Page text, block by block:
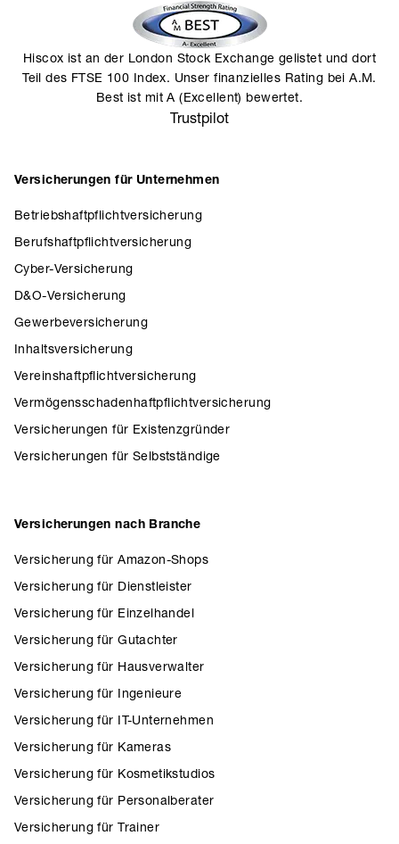
Hiscox ist an der London Stock Exchange gelistet und dort
Teil des FTSE 100 Index. Unser finanzielles Rating bei A.M.
Best ist mit A (Excellent) bewertet.
Trustpilot
Versicherungen für Unternehmen
Betriebshaftpflichtversicherung
Berufshaftpflichtversicherung
Cyber-Versicherung
D&O-Versicherung
Gewerbeversicherung
Inhaltsversicherung
Vereinshaftpflichtversicherung
Vermögensschadenhaftpflichtversicherung
Versicherungen für Existenzgründer
Versicherungen für Selbstständige
Versicherungen nach Branche
Versicherung für Amazon-Shops
Versicherung für Dienstleister
Versicherung für Einzelhandel
Versicherung für Gutachter
Versicherung für Hausverwalter
Versicherung für Ingenieure
Versicherung für IT-Unternehmen
Versicherung für Kameras
Versicherung für Kosmetikstudios
Versicherung für Personalberater
Versicherung für Trainer